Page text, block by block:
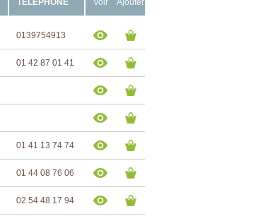
TÉLÉPHONE Voir Ajouter
0139754913
01 42 87 01 41
01 41 13 74 74
01 44 08 76 06
02 54 48 17 94